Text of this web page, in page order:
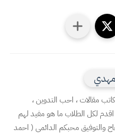
مهدي
مقالات ، احب التدوين ،
لكل الطلاب ما هو مفيد لهم
والتوفيق محبكم الدائمي ( احمد